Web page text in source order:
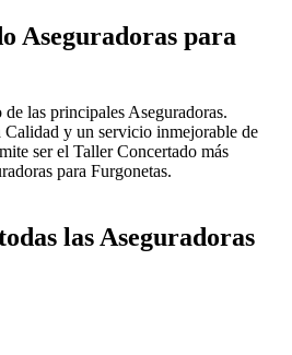
Aseguradoras para
las principales Aseguradoras.
y un servicio inmejorable de
ser el Taller Concertado más
para Furgonetas.
las Aseguradoras